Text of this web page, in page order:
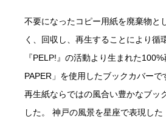
不要になったコピー用紙を廃棄物と
く、回収し、再生することにより循
『PELP!』の活動より生まれた
PAPER」を使用したブックカバーで
再生紙ならではの風合い豊かなブッ
した。 神戸の風景を星座で表現した